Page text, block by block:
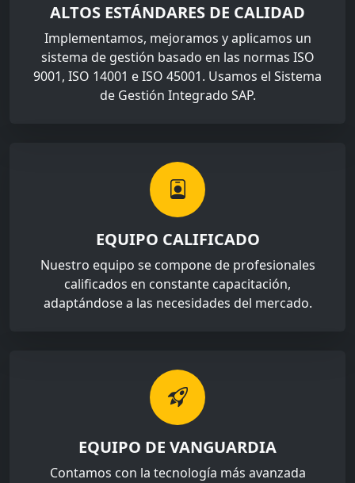
ALTOS ESTÁNDARES DE CALIDAD
Implementamos, mejoramos y aplicamos un
sistema de gestión basado en las normas ISO
9001, ISO 14001 e ISO 45001. Usamos el Sistema
de Gestión Integrado SAP.
EQUIPO CALIFICADO
Nuestro equipo se compone de profesionales
calificados en constante capacitación,
adaptándose a las necesidades del mercado.
EQUIPO DE VANGUARDIA
Contamos con la tecnología más avanzada